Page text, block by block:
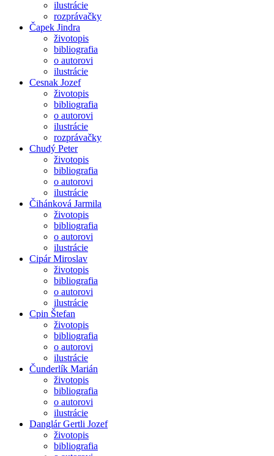
ilustrácie
rozprávačky
Čapek Jindra
životopis
bibliografia
o autorovi
ilustrácie
Cesnak Jozef
životopis
bibliografia
o autorovi
ilustrácie
rozprávačky
Chudý Peter
životopis
bibliografia
o autorovi
ilustrácie
Čihánková Jarmila
životopis
bibliografia
o autorovi
ilustrácie
Cipár Miroslav
životopis
bibliografia
o autorovi
ilustrácie
Cpin Štefan
životopis
bibliografia
o autorovi
ilustrácie
Čunderlík Marián
životopis
bibliografia
o autorovi
ilustrácie
Danglár Gertli Jozef
životopis
bibliografia